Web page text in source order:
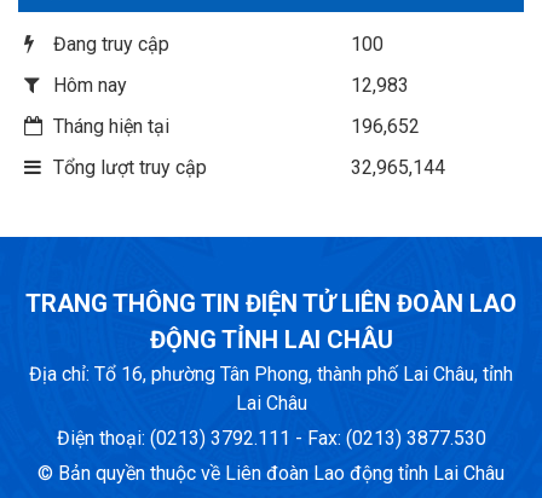
Đang truy cập
100
Hôm nay
12,983
Tháng hiện tại
196,652
Tổng lượt truy cập
32,965,144
TRANG THÔNG TIN ĐIỆN TỬ LIÊN ĐOÀN LAO
ĐỘNG TỈNH LAI CHÂU
Địa chỉ: Tổ 16, phường Tân Phong, thành phố Lai Châu, tỉnh
Lai Châu
Điện thoại: (0213) 3792.111 - Fax: (0213) 3877.530
© Bản quyền thuộc về Liên đoàn Lao động tỉnh Lai Châu